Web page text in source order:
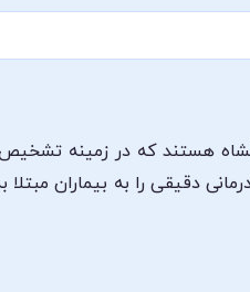
هستند که در زمینه
دقیقی را به بیماران مبتلا